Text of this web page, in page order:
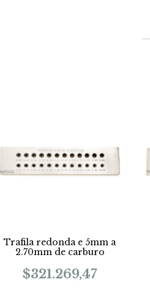
Trafila redonda e 5mm a
2.70mm de carburo
$321.269,47